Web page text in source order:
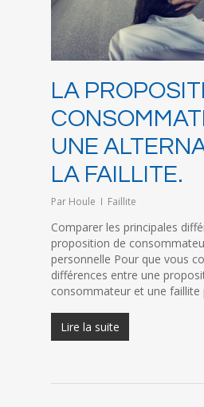
LA
UNE
LA FAILLITE.
Par Houle Faillite
Comparer les principales
proposition de
personnelle Pour que vous
différences entre une
consommateur et une
Lire la suite